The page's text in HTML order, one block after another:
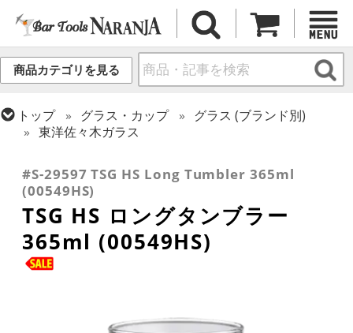
商品カテゴリを見る
トップ グラス・カップ
グラス (ブランド別)
東洋佐々木ガラス
タンブラー
#S-29597 TSG HS Long Tumbler 365ml
(00549HS)
TSG HS ロングタンブラー
365ml (00549HS)